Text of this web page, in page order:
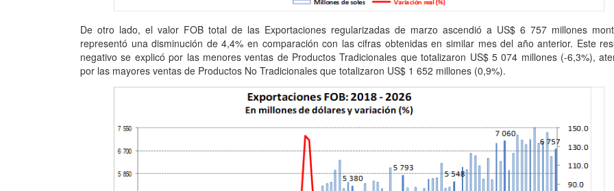
De otro lado, el valor FOB total de las Exportaciones regularizadas de marzo ascendió a US$ 6 757 millones
representó una disminución de 4,4% en comparación con las cifras obtenidas en similar mes del año anterior. Este
negativo se explicó por las menores ventas de Productos Tradicionales que totalizaron US$ 5 074 millones (-6,3%),
por las mayores ventas de Productos No Tradicionales que totalizaron US$ 1 652 millones (0,9%).